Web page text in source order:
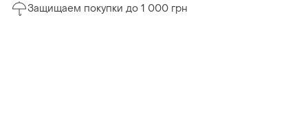
Защищаем покупки до 1 000 грн